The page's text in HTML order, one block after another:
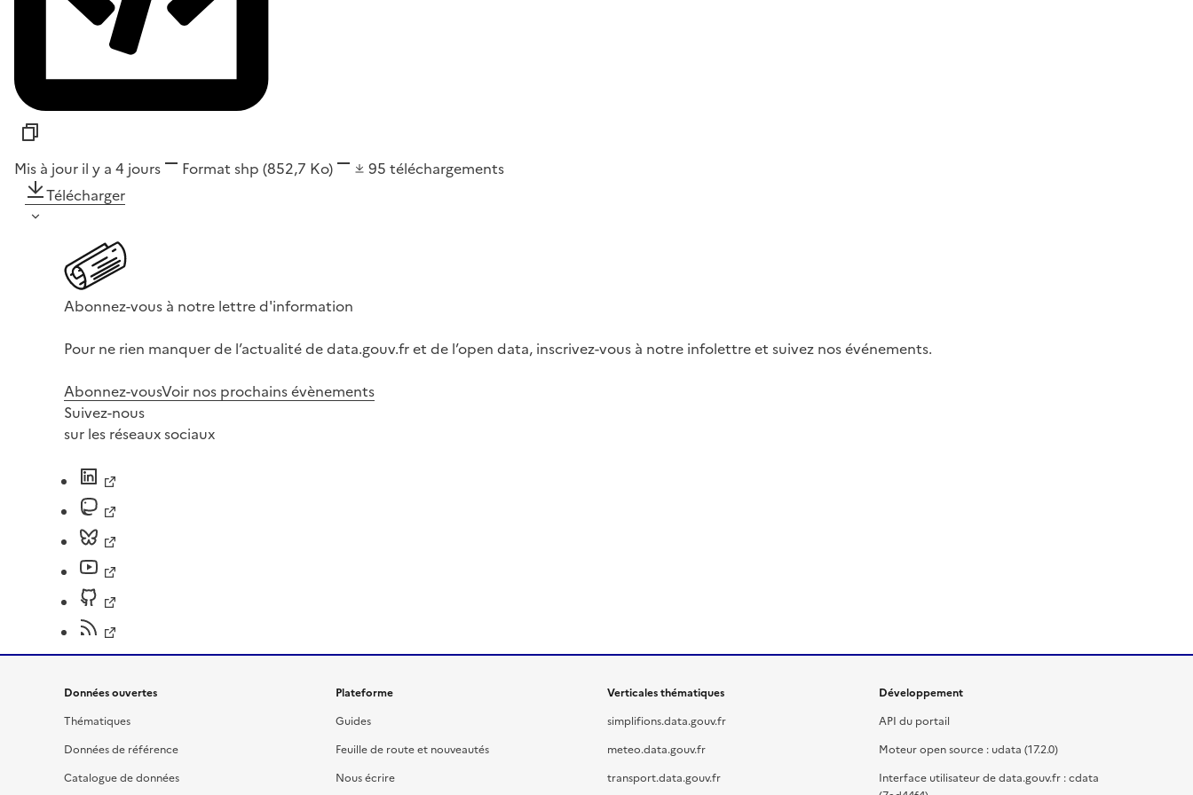
Mis à jour il y a 4 jours Format shp (852,7 Ko) 95 téléchargements
Télécharger
Abonnez-vous à notre lettre d'information
Pour ne rien manquer de l’actualité de data.gouv.fr et de l’open data, inscrivez-vous à notre infolettre et suivez nos événements.
Abonnez-vousVoir nos prochains évènements
Suivez-nous
sur les réseaux sociaux
Données ouvertes
Thématiques
Données de référence
Catalogue de données
Plateforme
Guides
Feuille de route et nouveautés
Nous écrire
Verticales thématiques
simplifions.data.gouv.fr
meteo.data.gouv.fr
transport.data.gouv.fr
Développement
API du portail
Moteur open source : udata (17.2.0)
Interface utilisateur de data.gouv.fr : cdata